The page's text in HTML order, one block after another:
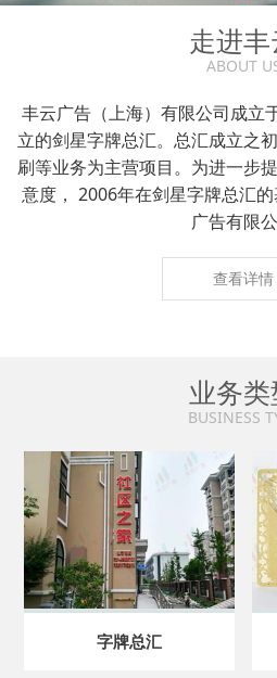
走进丰
ABOUT
丰云广告（上海）有限公司成立
立的剑星字牌总汇。总汇成立之
刷等业务为主营项目。为进一步
意度， 2006年在剑星字牌总汇
广告有限
查看详情
业务类
BUSINESS
字牌总汇